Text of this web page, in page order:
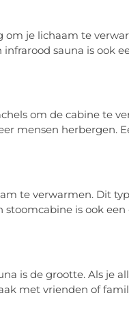
je lichaam te
infrarood sauna is ook
om de cabine te
mensen herbergen.
te verwarmen. Dit
is ook
is de grootte. Als je
met vrienden of